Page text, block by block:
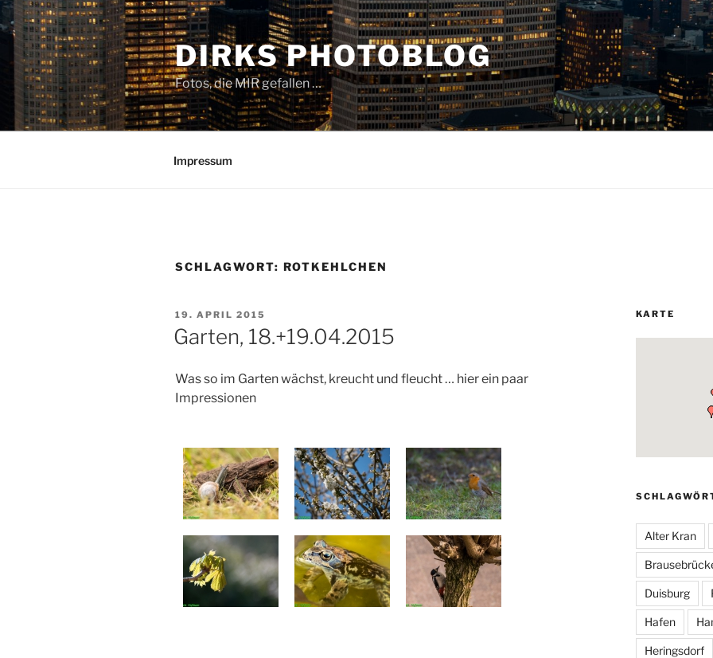
Zum
Inhalt
springen
DIRKS PHOTOBLOG
Fotos, die MIR gefallen …
Impressum
SCHLAGWORT: ROTKEHLCHEN
VERÖFFENTLICHT
AM
19. APRIL 2015
Garten, 18.+19.04.2015
Was so im Garten wächst, kreucht und fleucht … hier ein paar
Impressionen
KARTE
Alter Kran
Duisburg
Hafen
Heringsdorf